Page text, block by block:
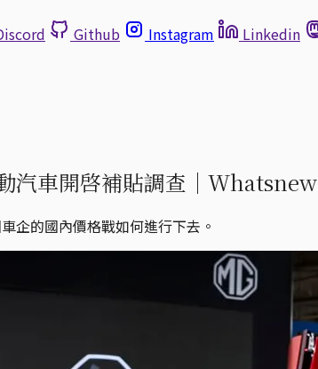
Github Instagram Linkedin
汽車開啓補貼調查｜Whatsnew
企的國內價格戰如何進行下去。